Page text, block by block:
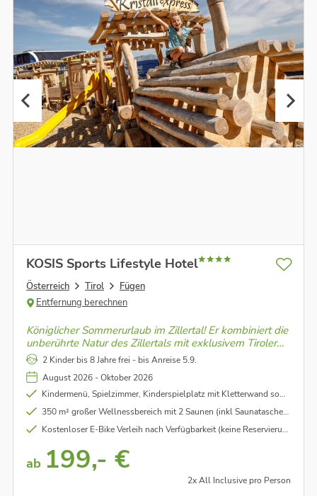
KOSIS Sports Lifestyle Hotel
Österreich Tirol
Fügen
Entfernung berechnen
Königlicher Sommerurlaub im Zillertal! Er kombiniert die
unberührte Natur des Zillertals mit exklusivem Tiroler
Urlaubsflair. Er sorgt für einen perfekten Mix aus dem
geliebten Aktivsein und süßen Nichtstun.
2 Kinder bis 8 Jahre frei - bis Anreise 5.9.
August 2026 - Oktober 2026
Kindermenü, Spielzimmer, Kinderspielplatz mit Kletterwand sowie Kinderhochstühle (nach Verfügbarkeit)
350 m² großer Wellnessbereich mit 2 Saunen (inkl Saunatasche), Dampfbad, Ruheraum und Erlebnisdusche
Kostenloser E-Bike Verleih nach Verfügbarkeit (keine Reservierung möglich) im Wert von € 45,00 pro Tag/pro Rad.
ab 199,- €
2x All Inclusive pro Person